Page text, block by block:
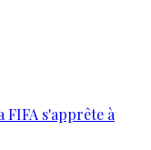
s'apprête à